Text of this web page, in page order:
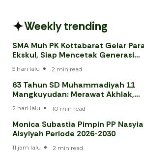
Weekly trending
SMA Muh PK Kottabarat Gelar
Ekskul, Siap Mencetak Generasi
5 hari lalu 2 min read
63 Tahun SD Muhammadiyah 11
Mangkuyudan: Merawat Akhlak,
2 hari lalu 10 min read
Monica Subastia Pimpin PP
Aisyiyah Periode 2026-2030
11 jam lalu 2 min read